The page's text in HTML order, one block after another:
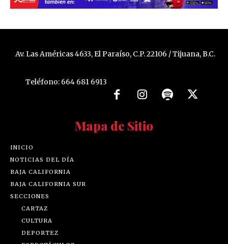
Av. Las Américas 4633, El Paraíso, C.P. 22106 / Tijuana, B.C.
Teléfono: 664 681 6913
Mapa de Sitio
INICIO
NOTICIAS DEL DÍA
BAJA CALIFORNIA
BAJA CALIFORNIA SUR
SECCIONES
CARTAZ
CULTURA
DEPORTEZ